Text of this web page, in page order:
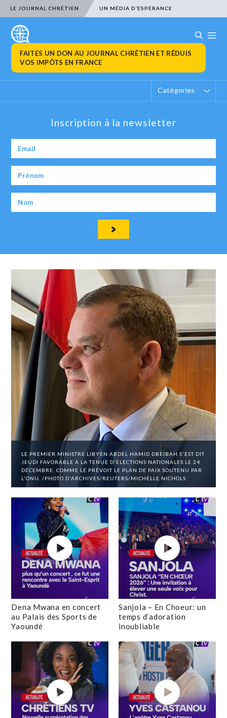
LE JOURNAL CHRÉTIEN UN MÉDIA D’ESPÉRANCE
FAITES UN DON AU JOURNAL CHRÉTIEN ET RÉDUIS
VOS IMPÔTS EN FRANCE
Catégories
Inscription à la newsletter
LE PREMIER MINISTRE LIBYEN ABDEL HAMID DBEIBAH S'EST DIT
JEUDI FAVORABLE À LA TENUE D'ÉLECTIONS NATIONALES LE 24
DÉCEMBRE, COMME LE PRÉVOIT LE PLAN DE PAIX SOUTENU PAR
L'ONU. /PHOTO D'ARCHIVES/REUTERS/MICHELLE NICHOLS
Dena Mwana en concert
au Palais des Sports de
Yaoundé
Sanjola – En Choeur: un
temps d’adoration
inoubliable